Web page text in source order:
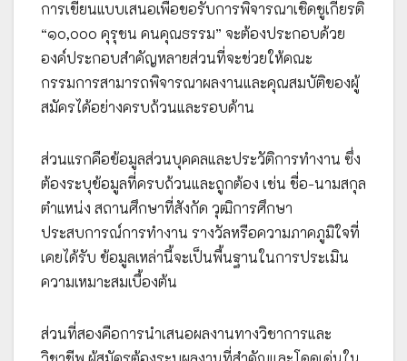
การเขียนแบบเสนอเพื่อขอรับการพิจารณาเชิดชูเกียรติ
“๑๐,๐๐๐ คุรุชน คนคุณธรรม” จะต้องประกอบด้วย
องค์ประกอบสำคัญหลายส่วนที่จะช่วยให้คณะ
กรรมการสามารถพิจารณาผลงานและคุณสมบัติของผู้
สมัครได้อย่างครบถ้วนและรอบด้าน
ส่วนแรกคือข้อมูลส่วนบุคคลและประวัติการทำงาน ซึ่ง
ต้องระบุข้อมูลที่ครบถ้วนและถูกต้อง เช่น ชื่อ-นามสกุล
ตำแหน่ง สถานศึกษาที่สังกัด วุฒิการศึกษา
ประสบการณ์การทำงาน รางวัลหรือความภาคภูมิใจที่
เคยได้รับ ข้อมูลเหล่านี้จะเป็นพื้นฐานในการประเมิน
ความเหมาะสมเบื้องต้น
ส่วนที่สองคือการนำเสนอผลงานทางวิชาการและ